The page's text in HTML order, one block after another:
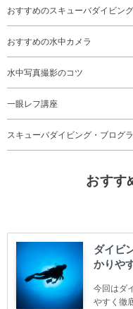
おすすめのスキューバダイビン
おすすめの水中カメラ
水中写真撮影のコツ
一眼レフ講座
スキューバダイビング・ブログ
おすす
ダイビ
かりや
今回はダ
やすく徹